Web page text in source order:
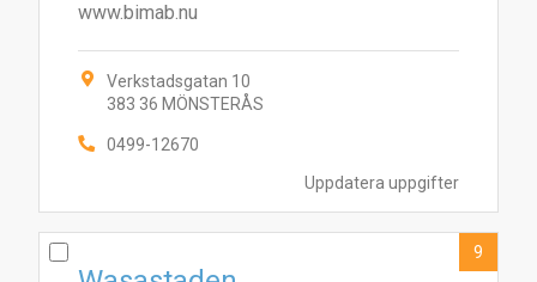
Uppdatera uppgifter
www.bimab.nu
Verkstadsgatan 10
383 36 MÖNSTERÅS
0499-12670
9